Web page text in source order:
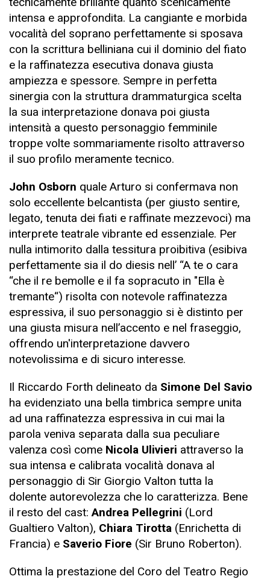
intensa e approfondita. La cangiante e morbida
vocalità del soprano perfettamente si sposava
con la scrittura belliniana cui il dominio del fiato
e la raffinatezza esecutiva donava giusta
ampiezza e spessore. Sempre in perfetta
sinergia con la struttura drammaturgica scelta
la sua interpretazione donava poi giusta
intensità a questo personaggio femminile
troppe volte sommariamente risolto attraverso
il suo profilo meramente tecnico.
John Osborn quale Arturo si confermava non
solo eccellente belcantista (per giusto sentire,
legato, tenuta dei fiati e raffinate mezzevoci) ma
interprete teatrale vibrante ed essenziale. Per
nulla intimorito dalla tessitura proibitiva (esibiva
perfettamente sia il do diesis nell’ “A te o cara
“che il re bemolle e il fa sopracuto in "Ella è
tremante“) risolta con notevole raffinatezza
espressiva, il suo personaggio si è distinto per
una giusta misura nell’accento e nel fraseggio,
offrendo un'interpretazione davvero
notevolissima e di sicuro interesse.
Il Riccardo Forth delineato da Simone Del Savio
ha evidenziato una bella timbrica sempre unita
ad una raffinatezza espressiva in cui mai la
parola veniva separata dalla sua peculiare
valenza così come Nicola Ulivieri attraverso la
sua intensa e calibrata vocalità donava al
personaggio di Sir Giorgio Valton tutta la
dolente autorevolezza che lo caratterizza. Bene
il resto del cast:Andrea Pellegrini (Lord
Gualtiero Valton), Chiara Tirotta (Enrichetta di
Francia) e Saverio Fiore (Sir Bruno Roberton).
Ottima la prestazione del Coro del Teatro Regio